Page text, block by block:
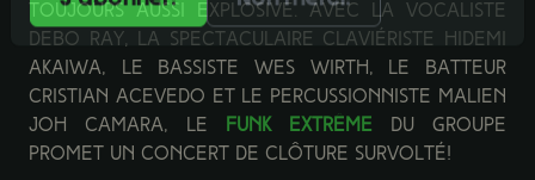
toujours aussi explosive. Avec la vocaliste
Debo Ray, la spectaculaire claviériste Hidemi
Akaiwa, le bassiste Wes Wirth, le batteur
Cristian Acevedo et le percussionniste malien
Joh Camara, le funk extrême du groupe
promet un concert de clôture survolté!
Non merci!